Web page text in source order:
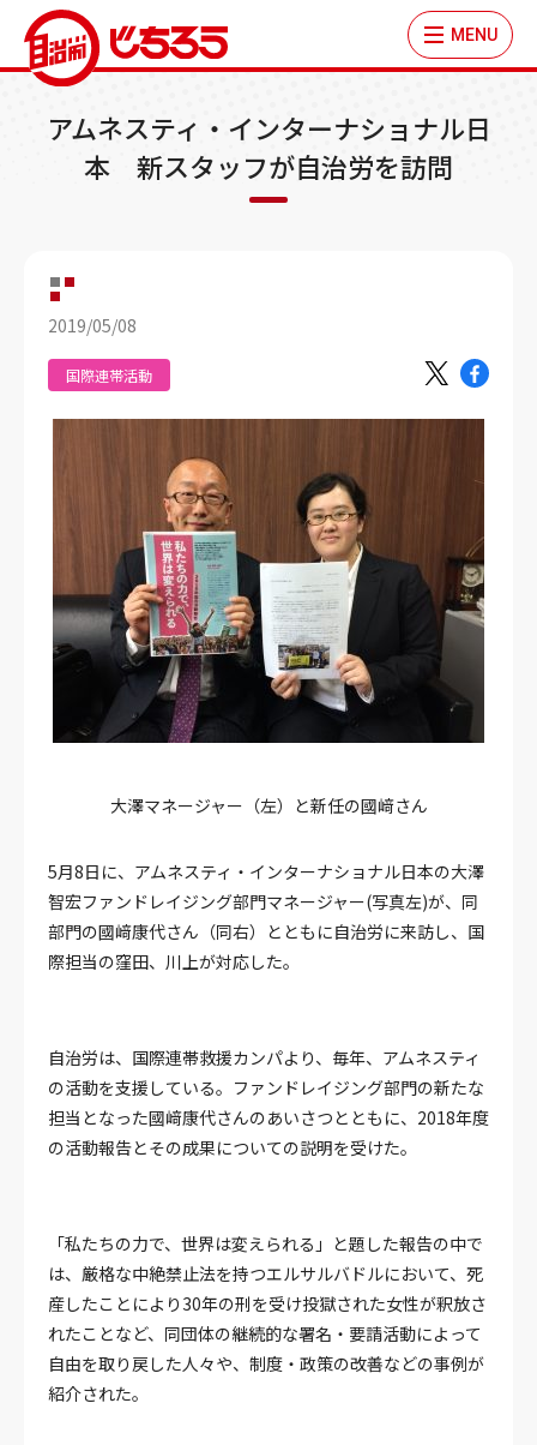
MENU
アムネスティ・インターナショナル日
本 新スタッフが自治労を訪問
2019/05/08
国際連帯活動
大澤マネージャー（左）と新任の國﨑さん
5月8日に、アムネスティ・インターナショナル日本の大澤
智宏ファンドレイジング部門マネージャー(写真左)が、同
部門の國﨑康代さん（同右）とともに自治労に来訪し、国
際担当の窪田、川上が対応した。
自治労は、国際連帯救援カンパより、毎年、アムネスティ
の活動を支援している。ファンドレイジング部門の新たな
担当となった國﨑康代さんのあいさつとともに、2018年度
の活動報告とその成果についての説明を受けた。
「私たちの力で、世界は変えられる」と題した報告の中で
は、厳格な中絶禁止法を持つエルサルバドルにおいて、死
産したことにより30年の刑を受け投獄された女性が釈放さ
れたことなど、同団体の継続的な署名・要請活動によって
自由を取り戻した人々や、制度・政策の改善などの事例が
紹介された。